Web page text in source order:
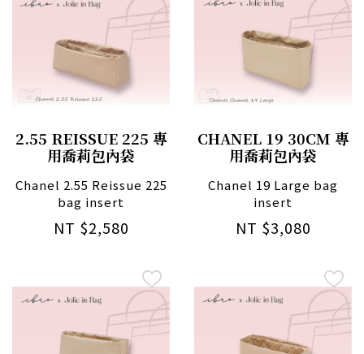
2.55 REISSUE 225 專
用喬莉包內袋
Chanel 2.55 Reissue 225
bag insert
NT $2,580
CHANEL 19 30CM 專
用喬莉包內袋
Chanel 19 Large bag
insert
NT $3,080